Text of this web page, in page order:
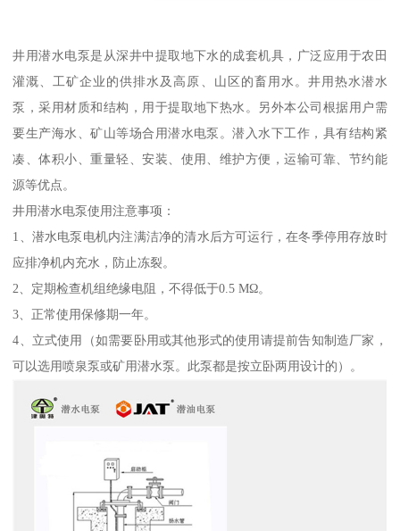
井用潜水电泵是从深井中提取地下水的成套机具，广泛应用于农田
灌溉、工矿企业的供排水及高原、山区的畜用水。井用热水潜水
泵，采用材质和结构，用于提取地下热水。另外本公司根据用户需
要生产海水、矿山等场合用潜水电泵。潜入水下工作，具有结构紧
凑、体积小、重量轻、安装、使用、维护方便，运输可靠、节约能
源等优点。
井用潜水电泵使用注意事项：
1、潜水电泵电机内注满洁净的清水后方可运行，在冬季停用存放时
应排净机内充水，防止冻裂。
2、定期检查机组绝缘电阻，不得低于0.5 MΩ。
3、正常使用保修期一年。
4、立式使用（如需要卧用或其他形式的使用请提前告知制造厂家，
可以选用喷泉泵或矿用潜水泵。此泵都是按立卧两用设计的）。